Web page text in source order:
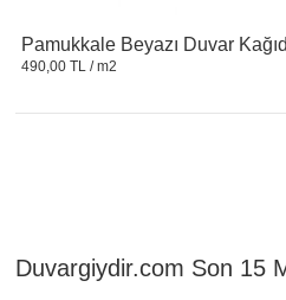
Pamukkale Beyazı Duvar
490,00 TL / m2
Duvargiydir.com Son 15